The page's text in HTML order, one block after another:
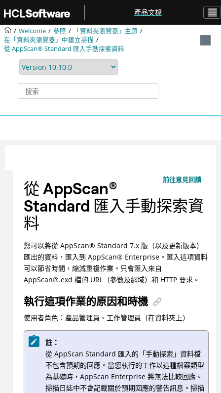
產品文檔
Welcome 參照
「資料夾瀏覽器」主題
在「資料夾瀏覽器」中建立掃描
從 AppScan® Standard 匯入手動探索資料
前往意見回饋
從 AppScan®
Standard 匯入手動探索資
料
您可以將從 AppScan® Standard 7.x 版（以及更新版本）
匯出的資料，匯入到 AppScan® Enterprise。匯入這項資料
可以節省時間，縮減重複作業。只會匯入來自
AppScan®.exd 檔的 URL（參數及網域）和 HTTP 要求。
執行這項作業的原因和時機
使用者角色：產品管理員、工作管理員（在資料夾上）
註：
從 AppScan Standard 匯入的「手動探索」資料檔
不包含預期的回應。當您執行的工作以這種檔案類型
為基礎時，AppScan Enterprise 將無法比較回應。
掃描日誌中不會記載關於預期回應的警告訊息。掃描